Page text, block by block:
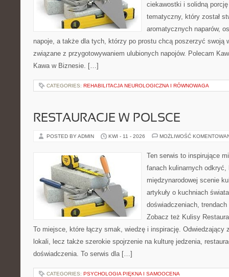
ciekawostki i solidną
tematyczny, który został
aromatycznych naparów,
napoje, a także dla tych, którzy po prostu chcą poszerzyć swoją
związane z przygotowywaniem ulubionych napojów. Polecam
Kawa w Biznesie. […]
CATEGORIES: REHABILITACJA NEUROLOGICZNA I RÓWNOWAGA
RESTAURACJE W POLSCE
POSTED BY ADMIN KWI - 11 - 2026 MOŻLIWOŚĆ
Ten serwis to inspirujące
fanach kulinarnych
międzynarodowej scenie
artykuły o kuchniach
doświadczeniach,
Zobacz też Kulisy
To miejsce, które łączy smak, wiedzę i inspirację. Odwiedzający
lokali, lecz także szerokie spojrzenie na kulturę jedzenia,
doświadczenia. To serwis dla […]
CATEGORIES: PSYCHOLOGIA PIĘKNA I SAMOOCENA